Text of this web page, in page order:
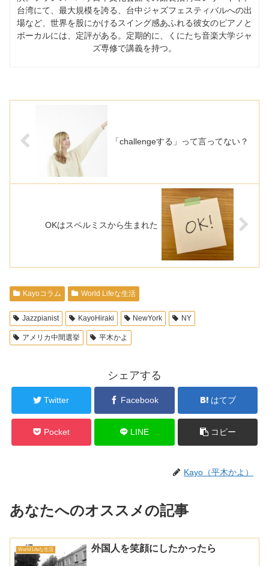
台湾にて、最大規模を誇る、台中ジャズフェスティバルへの出
場など、世界を股にかけるスイング感あふれる彼女のピアノと
ボーカルには、定評がある。定期的に、くにたち音楽大学ジャ
ズ専修で講義を持つ。
「challengeする」って言ってない？
OKはスペルミスから生まれた
Kayoコラム World Lifeな生活
Jazzpianist KayoHiraki NewYork NY
アメリカ中間選挙 平木かよ
シェアする
Twitter Facebook はてブ
Pocket LINE コピー
Kayo（平木かよ）
あなたへのオススメの記事
World Lifeな生活 外国人を笑顔にしたかったら